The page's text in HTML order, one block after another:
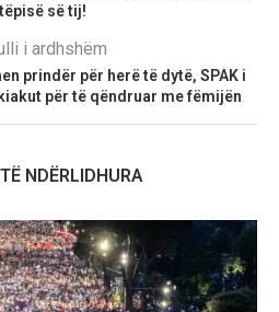
së tij!
i ardhshëm
prindër për herë të dytë, SPAK i
për të qëndruar me fëmijën
NDËRLIDHURA